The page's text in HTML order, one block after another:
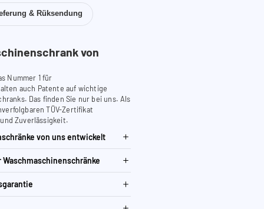
& Rüksendung
von
Nummer 1 für
auch Patente auf wichtige
Das finden Sie nur bei uns. Als
TÜV-Zertifikat
Zuverlässigkeit.
von uns entwickelt